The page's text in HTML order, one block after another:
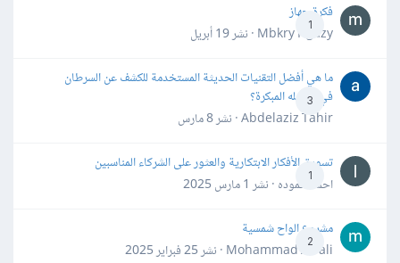
1
فكرة جهاز
Mbkry Hgazy · نشر
19 أبريل
3
ما هي أفضل التقنيات الحديثة المستخدمة للكشف عن السرطان
في مراحله المبكرة؟
Abdelaziz Tahir · نشر
8 مارس
1
تسويق الأفكار الابتكارية والعثور على الشركاء المناسبين
احمد حموده · نشر 1 مارس 2025
2
مشروع الواح شمسية
Mohammad Awali · نشر
25 فبراير 2025